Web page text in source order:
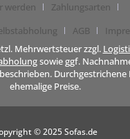
werden
Zahlungsarten
AGB
Mehrwertsteuer zzgl.
sowie ggf.
Durchgestrichene
ehemalige Preise.
© 2025 Sofas.de